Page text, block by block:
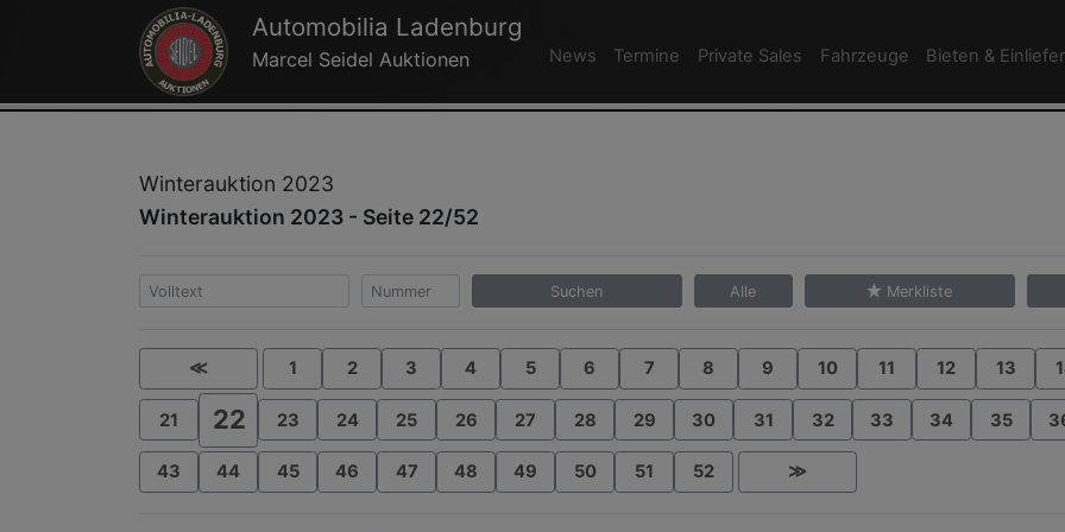
Automobilia Ladenburg
Marcel Seidel Auktionen News Termine Private Sales Fahrzeuge Bieten &
Winterauktion 2023
Winterauktion 2023 - Seite 22/52
Suchen Alle Merkliste
≪ 1 2 3 4 5 6 7 8 9 10 11 12 13
21 22 23 24 25 26 27 28 29 30 31 32 33 34 35
43 44 45 46 47 48 49 50 51 52 ≫